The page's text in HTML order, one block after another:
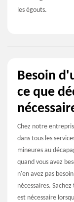
les égouts.
Besoin
ce que
Chez notre
dans tous les
mineures au
quand vous avez
n'en avez pas
nécessaires.
est nécessaire